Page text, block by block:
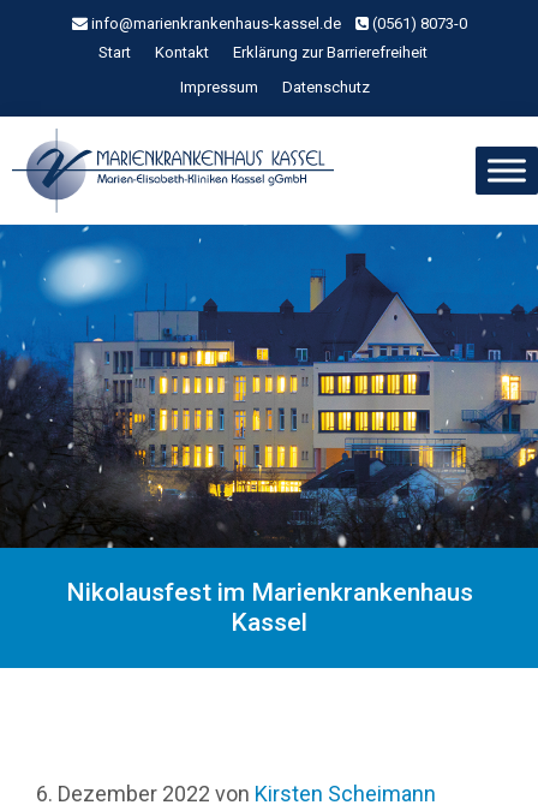
info@marienkrankenhaus-kassel.de
(0561) 8073-0
Start
Kontakt
Erklärung zur Barrierefreiheit
Impressum
Datenschutz
Nikolausfest im Marienkrankenhaus
Kassel
6. Dezember 2022 von Kirsten Scheimann